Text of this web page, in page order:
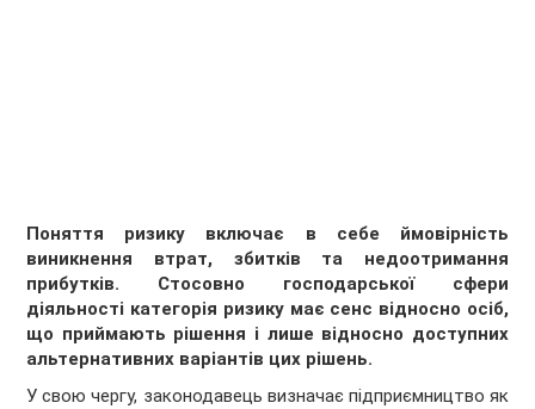
Поняття ризику включає в себе ймовірність
виникнення втрат, збитків та недоотримання
прибутків. Стосовно господарської сфери
діяльності категорія ризику має сенс відносно осіб,
що приймають рішення і лише відносно доступних
альтернативних варіантів цих рішень.
У свою чергу, законодавець визначає підприємництво як